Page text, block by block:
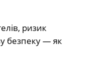
ризик
безпеку — як